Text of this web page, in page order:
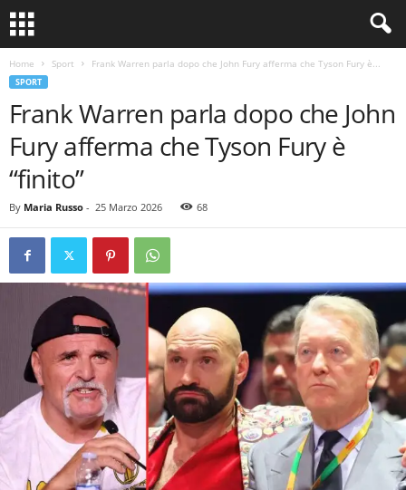
Home Sport Frank Warren parla dopo che John Fury afferma che Tyson Fury è...
SPORT
Frank Warren parla dopo che John
Fury afferma che Tyson Fury è
“finito”
By Maria Russo - 25 Marzo 2026 68